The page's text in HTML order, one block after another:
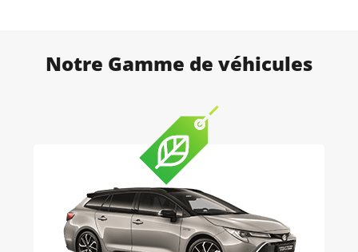
Notre Gamme de véhicules